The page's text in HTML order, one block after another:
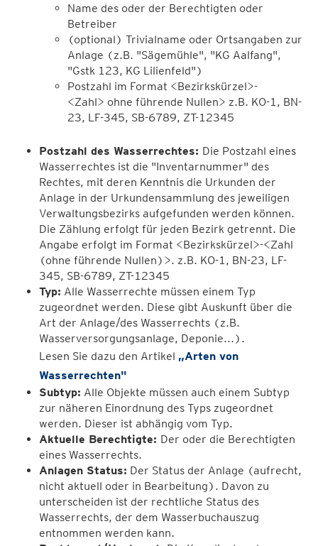
Name des oder der Berechtigten oder
Betreiber
(optional) Trivialname oder Ortsangaben zur
Anlage (z.B. "Sägemühle", "KG Aalfang",
"Gstk 123, KG Lilienfeld")
Postzahl im Format <Bezirkskürzel>-
<Zahl> ohne führende Nullen> z.B. KO-1, BN-
23, LF-345, SB-6789, ZT-12345
Postzahl des Wasserrechtes: Die Postzahl eines
Wasserrechtes ist die "Inventarnummer" des
Rechtes, mit deren Kenntnis die Urkunden der
Anlage in der Urkundensammlung des jeweiligen
Verwaltungsbezirks aufgefunden werden können.
Die Zählung erfolgt für jeden Bezirk getrennt. Die
Angabe erfolgt im Format <Bezirkskürzel>-<Zahl
(ohne führende Nullen)>. z.B. KO-1, BN-23, LF-
345, SB-6789, ZT-12345
Typ: Alle Wasserrechte müssen einem Typ
zugeordnet werden. Diese gibt Auskunft über die
Art der Anlage/des Wasserrechts (z.B.
Wasserversorgungsanlage, Deponie...).
Lesen Sie dazu den Artikel „Arten von
Wasserrechten"
Subtyp: Alle Objekte müssen auch einem Subtyp
zur näheren Einordnung des Typs zugeordnet
werden. Dieser ist abhängig vom Typ.
Aktuelle Berechtigte: Der oder die Berechtigten
eines Wasserrechts.
Anlagen Status: Der Status der Anlage (aufrecht,
nicht aktuell oder in Bearbeitung). Davon zu
unterscheiden ist der rechtliche Status des
Wasserrechts, der dem Wasserbuchauszug
entnommen werden kann.